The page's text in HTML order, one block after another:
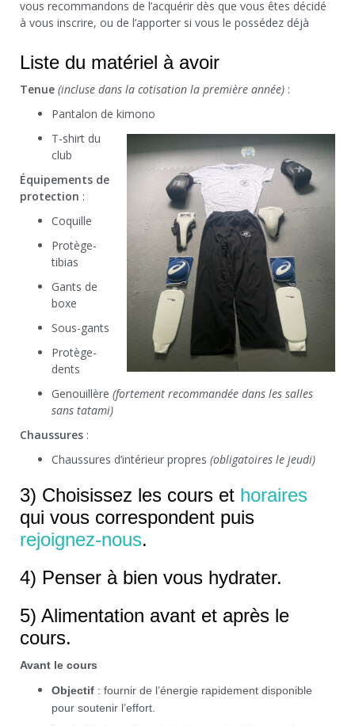
vous recommandons de l’acquérir dès que vous êtes décidé
à vous inscrire, ou de l’apporter si vous le possédez déjà
Liste du matériel à avoir
Tenue (incluse dans la cotisation la première année) :
Pantalon de kimono
T-shirt du
club
Équipements de
protection :
Coquille
Protège-
tibias
Gants de
boxe
Sous-gants
Protège-
dents
Genouillère (fortement recommandée dans les salles
sans tatami)
Chaussures :
Chaussures d’intérieur propres (obligatoires le jeudi)
3) Choisissez les cours et horaires
qui vous correspondent puis
rejoignez-nous.
4) Penser à bien vous hydrater.
5) Alimentation avant et après le
cours.
Avant le cours
Objectif : fournir de l’énergie rapidement disponible
pour soutenir l’effort.